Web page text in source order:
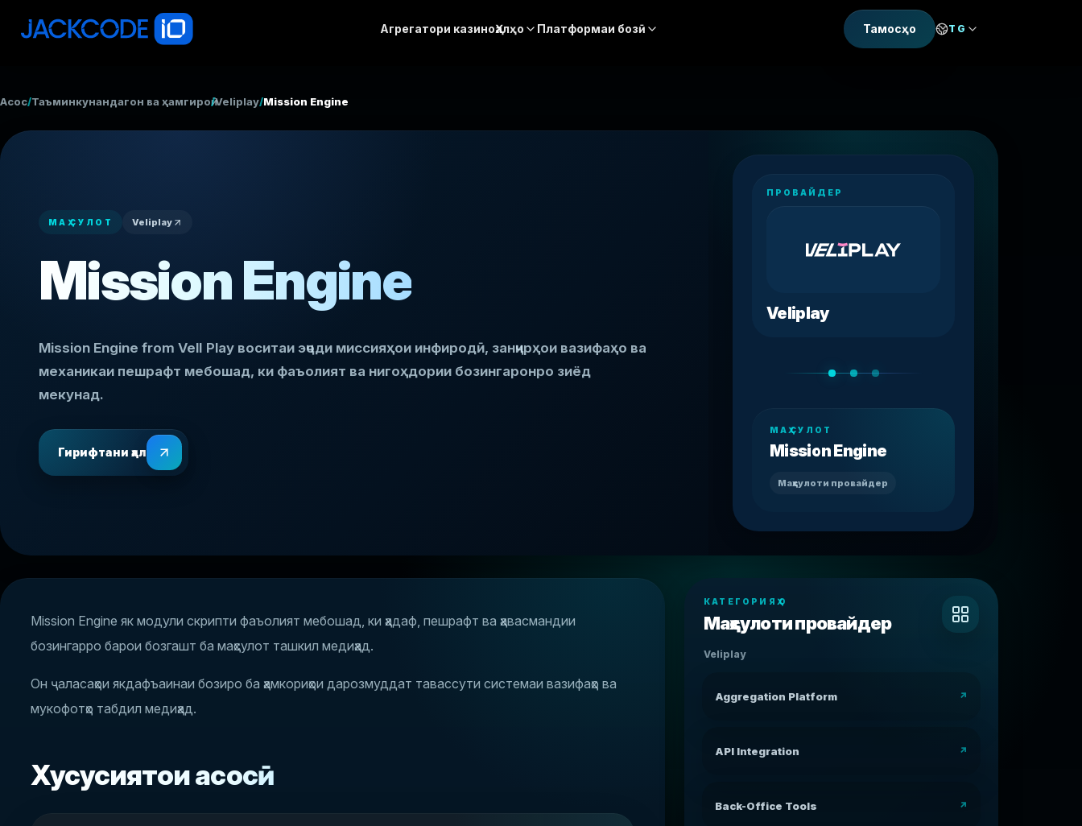
Агрегатори казиноҲалҳо Платформаи бозӣ Тамосҳо TG
Асосӣ/Таъминкунандагон ва ҳамгироӣ/Veliplay/Mission Engine
МАҲСУЛОТ Veliplay
Mission Engine
Mission Engine from VelI Play воситаи эҷоди миссияҳои инфиродӣ, занҷирҳои вазифаҳо ва
механикаи пешрафт мебошад, ки фаъолият ва нигоҳдории бозингаронро зиёд
мекунад.
Гирифтани ҳал
ПРОВАЙДЕР
Veliplay
МАҲСУЛОТ
Mission Engine
Маҳсулоти провайдер
Mission Engine як модули скрипти фаъолият мебошад, ки ҳадаф, пешрафт ва ҳавасмандии
бозингарро барои бозгашт ба маҳсулот ташкил медиҳад.
Он ҷаласаҳои якдафъаинаи бозиро ба ҳамкориҳои дарозмуддат тавассути системаи вазифаҳо ва
мукофотҳо табдил медиҳад.
Хусусиятҳои асосӣ
КАТЕГОРИЯҲО
Маҳсулоти провайдер
Veliplay
Aggregation Platform
API Integration
Back-Office Tools